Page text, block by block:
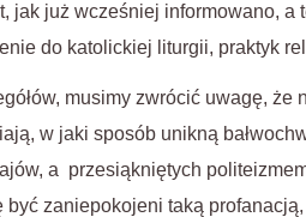
jak już wcześniej informowano, a
do katolickiej liturgii, praktyk
musimy zwrócić uwagę,
w jaki sposób unikną
a przesiąkniętych
być zaniepokojeni taką